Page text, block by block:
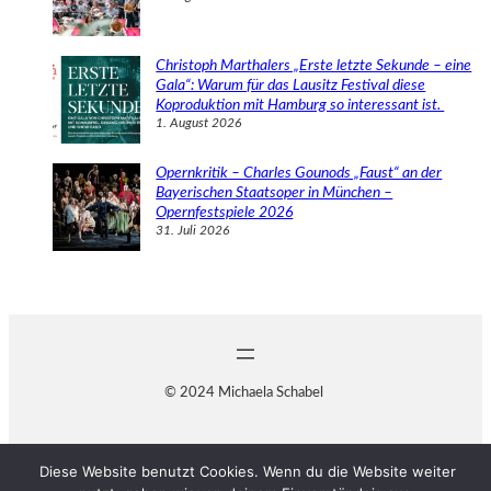
Christoph Marthalers „Erste letzte Sekunde – eine
Gala“: Warum für das Lausitz Festival diese
Koproduktion mit Hamburg so interessant ist.
1. August 2026
Opernkritik – Charles Gounods „Faust“ an der
Bayerischen Staatsoper in München –
Opernfestspiele 2026
31. Juli 2026
© 2024 Michaela Schabel
Diese Website benutzt Cookies. Wenn du die Website weiter